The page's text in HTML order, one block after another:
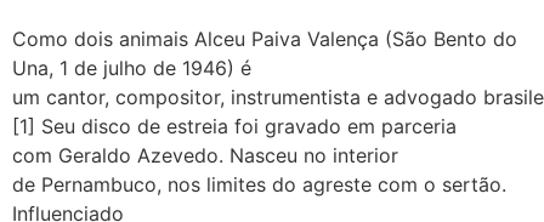
Como dois animais Alceu Paiva Valença (São Bento do
Una, 1 de julho de 1946) é
um cantor, compositor, instrumentista e advogado
[1] Seu disco de estreia foi gravado em parceria
com Geraldo Azevedo. Nasceu no interior
de Pernambuco, nos limites do agreste com o sertão.
Influenciado